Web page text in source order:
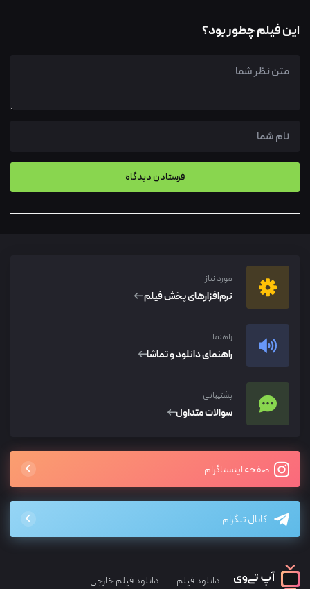
این فیلم چطور بود؟
مورد نیاز
نرم‌افزار‌های پخش فیلم
راهنما
راهنمای دانلود و تماشا
پشتیبانی
سوالات متداول
صفحه اینستاگرام
کانال تلگرام
دانلود فیلم دانلود فیلم خارجی